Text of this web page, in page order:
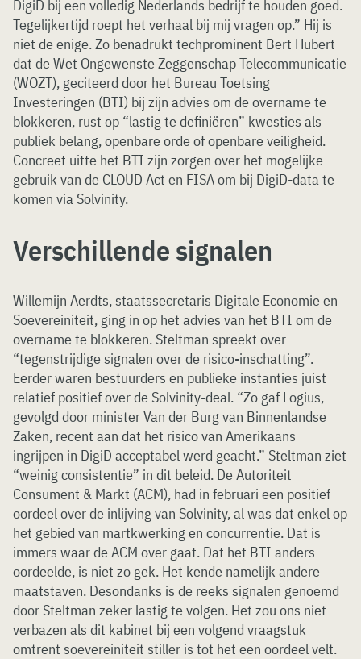
DigiD bij een volledig Nederlands bedrijf te houden goed.
Tegelijkertijd roept het verhaal bij mij vragen op.” Hij is
niet de enige. Zo benadrukt techprominent Bert Hubert
dat de Wet Ongewenste Zeggenschap Telecommunicatie
(WOZT), geciteerd door het Bureau Toetsing
Investeringen (BTI) bij zijn advies om de overname te
blokkeren, rust op “lastig te definiëren” kwesties als
publiek belang, openbare orde of openbare veiligheid.
Concreet uitte het BTI zijn zorgen over het mogelijke
gebruik van de CLOUD Act en FISA om bij DigiD-data te
komen via Solvinity.
Verschillende signalen
Willemijn Aerdts, staatssecretaris Digitale Economie en
Soevereiniteit, ging in op het advies van het BTI om de
overname te blokkeren. Steltman spreekt over
“tegenstrijdige signalen over de risico-inschatting”.
Eerder waren bestuurders en publieke instanties juist
relatief positief over de Solvinity-deal. “Zo gaf Logius,
gevolgd door minister Van der Burg van Binnenlandse
Zaken, recent aan dat het risico van Amerikaans
ingrijpen in DigiD acceptabel werd geacht.” Steltman ziet
“weinig consistentie” in dit beleid. De Autoriteit
Consument & Markt (ACM), had in februari een positief
oordeel over de inlijving van Solvinity, al was dat enkel op
het gebied van martkwerking en concurrentie. Dat is
immers waar de ACM over gaat. Dat het BTI anders
oordeelde, is niet zo gek. Het kende namelijk andere
maatstaven. Desondanks is de reeks signalen genoemd
door Steltman zeker lastig te volgen. Het zou ons niet
verbazen als dit kabinet bij een volgend vraagstuk
omtrent soevereiniteit stiller is tot het een oordeel velt.